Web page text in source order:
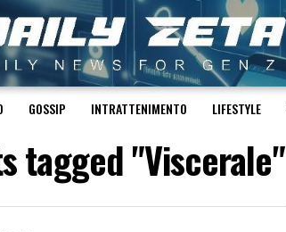
GOSSIP INTRATTENIMENTO LIFESTYLE
tagged "Viscerale"